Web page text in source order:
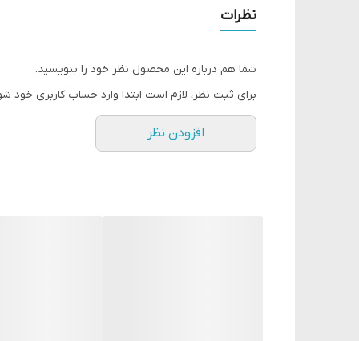
مرطوب کننده قوی لب
تغذیه کننده لب حاوی کره کاکائو و شی باتر
نظرات
شما هم درباره این محصول نظر خود را بنویسید.
برای ثبت نظر، لازم است ابتدا وارد حساب کاربری خود
افزودن نظر